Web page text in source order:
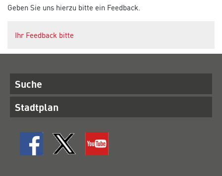
Geben Sie uns hierzu bitte ein Feedback.
Ihr Feedback bitte
Suche
Stadtplan